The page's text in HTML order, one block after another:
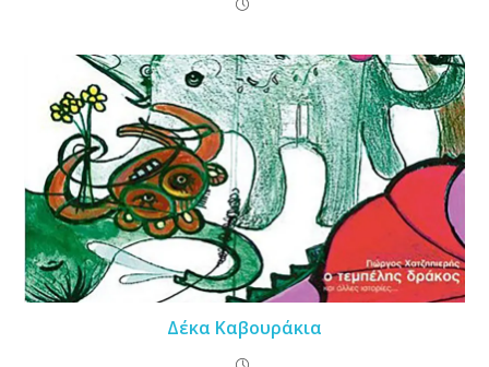
Δέκα Καβουράκια